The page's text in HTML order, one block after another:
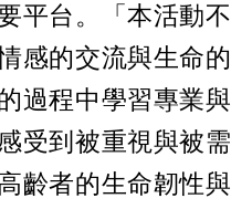
平台。「本活動不
感的交流與生命的
過程中學習專業與
受到被重視與被需
齡者的生命韌性與